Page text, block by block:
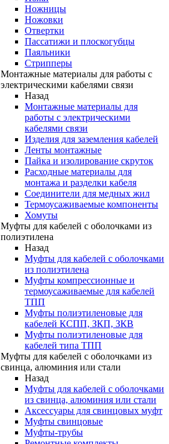
Ножницы
Ножовки
Отвертки
Пассатижи и плоскогубцы
Паяльники
Стрипперы
Монтажные материалы для работы с
электрическими кабелями связи
Назад
Монтажные материалы для
работы с электрическими
кабелями связи
Изделия для заземления кабелей
Ленты монтажные
Пайка и изолирование скруток
Расходные материалы для
монтажа и разделки кабеля
Соединители для медных жил
Термоусаживаемые компоненты
Хомуты
Муфты для кабелей с оболочками из
полиэтилена
Назад
Муфты для кабелей с оболочками
из полиэтилена
Муфты компрессионные и
термоусаживаемые для кабелей
ТПП
Муфты полиэтиленовые для
кабелей КСПП, ЗКП, ЗКВ
Муфты полиэтиленовые для
кабелей типа ТПП
Муфты для кабелей с оболочками из
свинца, алюминия или стали
Назад
Муфты для кабелей с оболочками
из свинца, алюминия или стали
Аксессуары для свинцовых муфт
Муфты свинцовые
Муфты-трубы